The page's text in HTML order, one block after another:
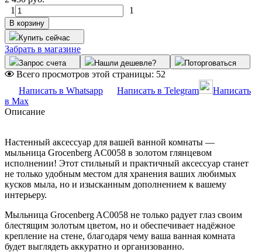
1
1
В корзину
Купить сейчас
Забрать в магазине
Запрос счета Нашли дешевле? Поторговаться
Всего просмотров этой страницы: 52
Написать в Whatsapp
Написать в Telegram
Написать
в Max
Описание
Настенный аксессуар для вашей ванной комнаты —
мыльница Grocenberg AC0058 в золотом глянцевом
исполнении! Этот стильный и практичный аксессуар станет
не только удобным местом для хранения ваших любимых
кусков мыла, но и изысканным дополнением к вашему
интерьеру.
Мыльница Grocenberg AC0058 не только радует глаз своим
блестящим золотым цветом, но и обеспечивает надёжное
крепление на стене, благодаря чему ваша ванная комната
будет выглядеть аккуратно и организованно.